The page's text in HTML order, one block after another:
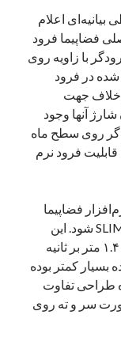
اعلام
فضاپیما فرود
با زاویه روی
شده در فرود
خلاف جهت
آنها وجود
روی سطح ماه
فرود نرم
فضاپیما
توانسته است به طور خودکار باعث فرود SLIM شود. این
فرودگر توانست روی سطح ماه با سرعت ۱.۴ متر بر ثانیه
کمتر بوده
طراحی تفاوت
سر و ته روی